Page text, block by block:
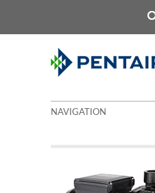
NAVIGATION